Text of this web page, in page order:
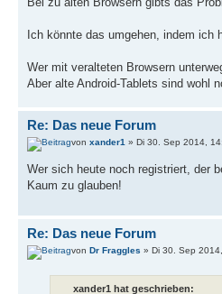
Ich könnte das umgehen, indem ich
Wer mit veralteten Browsern
Aber alte Android-Tablets sind wohl
Re: Das neue Forum
von xander1 » Di 30. Sep 2014,
Wer sich heute noch registriert, der
Kaum zu glauben!
Re: Das neue Forum
von Dr Fraggles » Di 30. Sep
xander1 hat geschrieben: